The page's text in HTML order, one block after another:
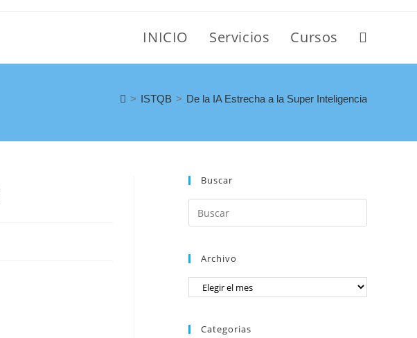
INICIO Servicios Cursos
> ISTQB > De la IA Estrecha a la Super Inteligencia
Buscar
Archivo
Categorias